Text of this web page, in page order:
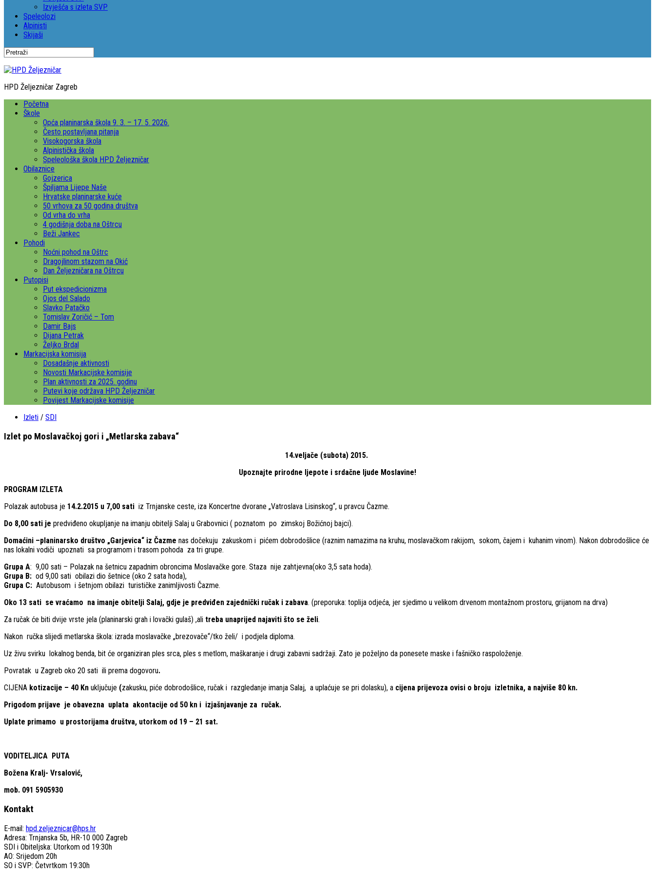
Izvješća s izleta SVP
Speleolozi
Alpinisti
Skijaši
HPD Željezničar Zagreb
Početna
Škole
Opća planinarska škola 9. 3. – 17. 5. 2026.
Često postavljana pitanja
Visokogorska škola
Alpinistička škola
Speleološka škola HPD Željezničar
Obilaznice
Gojzerica
Špiljama Lijepe Naše
Hrvatske planinarske kuće
50 vrhova za 50 godina društva
Od vrha do vrha
4 godišnja doba na Oštrcu
Beži Jankec
Pohodi
Noćni pohod na Oštrc
Dragojlinom stazom na Okić
Dan Željezničara na Oštrcu
Putopisi
Put ekspedicionizma
Ojos del Salado
Slavko Patačko
Tomislav Zoričić – Tom
Damir Bajs
Dijana Petrak
Željko Brdal
Markacijska komisija
Dosadašnje aktivnosti
Novosti Markacijske komisije
Plan aktivnosti za 2025. godinu
Putevi koje održava HPD Željezničar
Povijest Markacijske komisije
Izleti / SDI
Izlet po Moslavačkoj gori i „Metlarska zabava“
14.veljače (subota) 2015.
Upoznajte prirodne ljepote i srdačne ljude Moslavine!
PROGRAM IZLETA
Polazak autobusa je 14.2.2015 u 7,00 sati iz Trnjanske ceste, iza Koncertne dvorane „Vatroslava Lisinskog“, u pravcu Čazme.
Do 8,00 sati je predviđeno okupljanje na imanju obitelji Salaj u Grabovnici ( poznatom po zimskoj Božićnoj bajci).
Domaćini –planinarsko društvo „Garjevica“ iz Čazme nas dočekuju zakuskom i pićem dobrodošlice (raznim namazima na kruhu, moslavačkom rakijom, sokom, čajem i kuhanim vinom). Nakon dobrodošlice će
nas lokalni vodiči upoznati sa programom i trasom pohoda za tri grupe.
Grupa A: 9,00 sati – Polazak na šetnicu zapadnim obroncima Moslavačke gore. Staza nije zahtjevna(oko 3,5 sata hoda).
Grupa B: od 9,00 sati obilazi dio šetnice (oko 2 sata hoda),
Grupa C: Autobusom i šetnjom obilazi turističke zanimljivosti Čazme.
Oko 13 sati se vraćamo na imanje obitelji Salaj, gdje je predviđen zajednički ručak i zabava. (preporuka: toplija odjeća, jer sjedimo u velikom drvenom montažnom prostoru, grijanom na drva)
Za ručak će biti dvije vrste jela (planinarski grah i lovački gulaš) ,ali treba unaprijed najaviti što se želi.
Nakon ručka slijedi metlarska škola: izrada moslavačke „brezovače“/tko želi/ i podjela diploma.
Uz živu svirku lokalnog benda, bit će organiziran ples srca, ples s metlom, maškaranje i drugi zabavni sadržaji. Zato je poželjno da ponesete maske i fašničko raspoloženje.
Povratak u Zagreb oko 20 sati ili prema dogovoru.
CIJENA kotizacije – 40 Kn uključuje (zakusku, piće dobrodošlice, ručak i razgledanje imanja Salaj, a uplaćuje se pri dolasku), a cijena prijevoza ovisi o broju izletnika, a najviše 80 kn.
Prigodom prijave je obavezna uplata akontacije od 50 kn i izjašnjavanje za ručak.
Uplate primamo u prostorijama društva, utorkom od 19 – 21 sat.
VODITELJICA PUTA
Božena Kralj- Vrsalović,
mob. 091 5905930
Kontakt
E-mail: hpd.zeljeznicar@hps.hr
Adresa: Trnjanska 5b, HR-10 000 Zagreb
SDI i Obiteljska: Utorkom od 19:30h
AO: Srijedom 20h
SO i SVP: Četvrtkom 19:30h